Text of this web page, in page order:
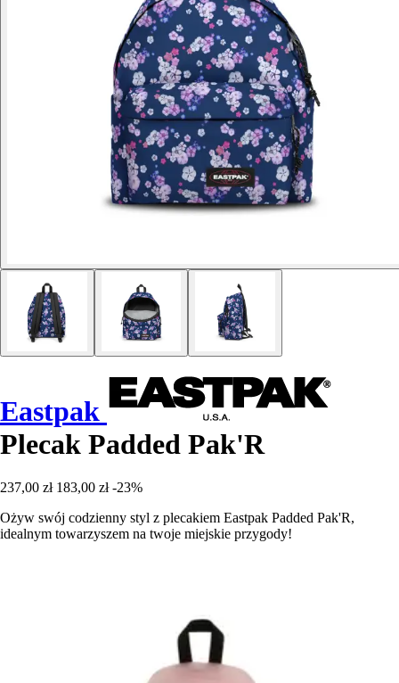
Eastpak
Plecak Padded Pak'R
237,00 zł 183,00 zł -23%
Ożyw swój codzienny styl z plecakiem Eastpak Padded Pak'R,
idealnym towarzyszem na twoje miejskie przygody!